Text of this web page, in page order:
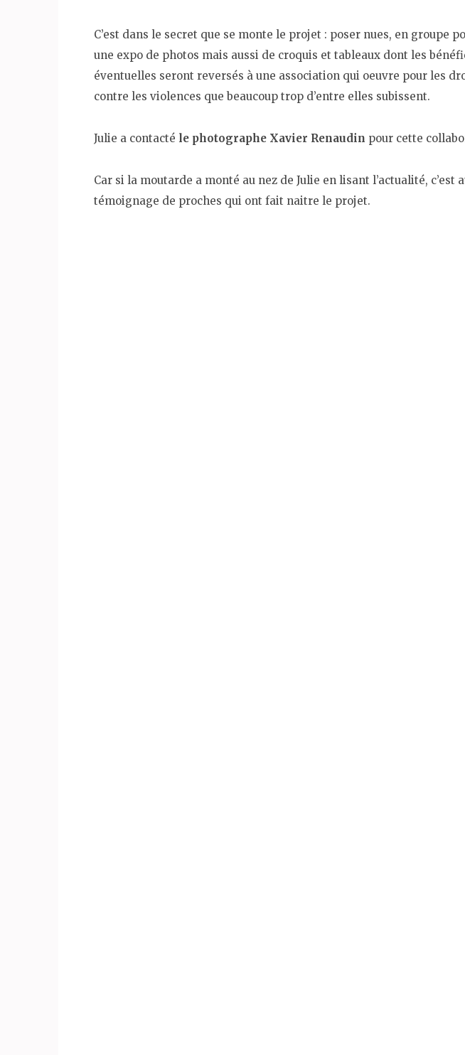
C’est dans le secret que se monte le projet : poser nues, en groupe
une expo de photos mais aussi de croquis et tableaux dont les
éventuelles seront reversés à une association qui oeuvre pour les
contre les violences que beaucoup trop d’entre elles subissent.
Julie a contacté le photographe Xavier Renaudin pour cette
Car si la moutarde a monté au nez de Julie en lisant l’actualité, c’est
témoignage de proches qui ont fait naitre le projet.